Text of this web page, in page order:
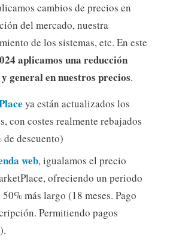
cambios de precios en
del mercado, nuestra
de los sistemas, etc. En este
aplicamos una reducción
general en nuestros precios.
ya están actualizados los
con costes realmente rebajados
de descuento)
web, igualamos el precio
ofreciendo un periodo
más largo (18 meses. Pago
Permitiendo pagos